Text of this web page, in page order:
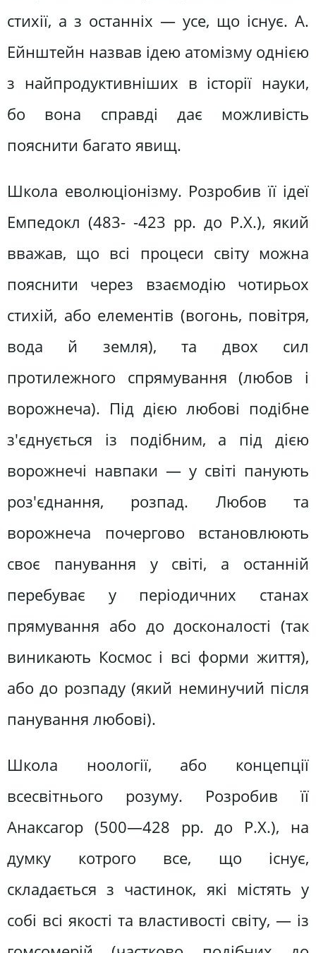
стихії, а з останніх — усе, що існує. А.
Ейнштейн назвав ідею атомізму однією
з найпродуктивніших в історії науки,
бо вона справді дає можливість
пояснити багато явищ.
Школа еволюціонізму. Розробив її ідеї
Емпедокл (483- -423 pp. до Р.Х.), який
вважав, що всі процеси світу можна
пояснити через взаємодію чотирьох
стихій, або елементів (вогонь, повітря,
вода й земля), та двох сил
протилежного спрямування (любов і
ворожнеча). Під дією любові подібне
з'єднується із подібним, а під дією
ворожнечі навпаки — у світі панують
роз'єднання, розпад. Любов та
ворожнеча почергово встановлюють
своє панування у світі, а останній
перебуває у періодичних станах
прямування або до досконалості (так
виникають Космос і всі форми життя),
або до розпаду (який неминучий після
панування любові).
Школа ноології, або концепції
всесвітнього розуму. Розробив її
Анаксагор (500—428 pp. до Р.Х.), на
думку котрого все, що існує,
складається з частинок, які містять у
собі всі якості та властивості світу, — із